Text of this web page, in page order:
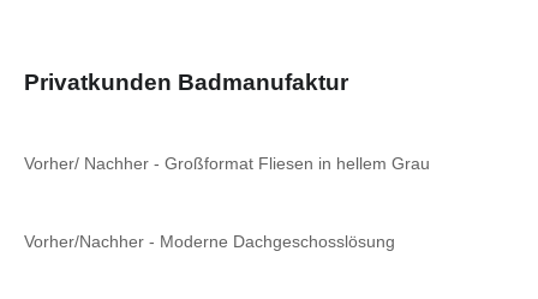
Privatkunden Badmanufaktur
Vorher/ Nachher - Großformat Fliesen in hellem Grau
Vorher/Nachher - Moderne Dachgeschosslösung